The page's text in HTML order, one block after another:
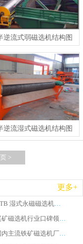
逆流式弱磁选机结构图
逆流湿式磁选机结构图
>
更多+
2026 CTB 湿式永磁磁选机选购指南|行业口碑良好品牌推荐，领域强者华体会手机网页版-华体会(中国)
2026 尾矿磁选机行业口碑领域强者，源头直供国内主流厂家华体会手机网页版-华体会(中国) 一站式服务
2026 国内主流铁矿磁选机厂家选购指南|行业口碑好品牌推荐，领域强者华体会手机网页版-华体会(中国)